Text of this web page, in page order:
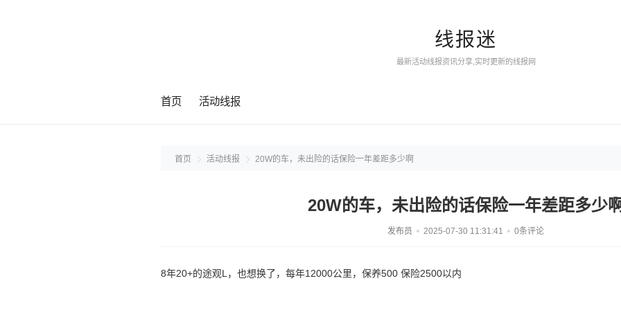
线报迷
最新活动线报资讯分享,实时更新的线报网
首页 活动线报
首页 活动线报 20W的车，未出险的话保险一年差距多少啊
20W的车，未出险的话保险一年差距多少
发布员 2025-07-30 11:31:41 0条评论
8年20+的途观L，也想换了，每年12000公里，保养500 保险2500以内